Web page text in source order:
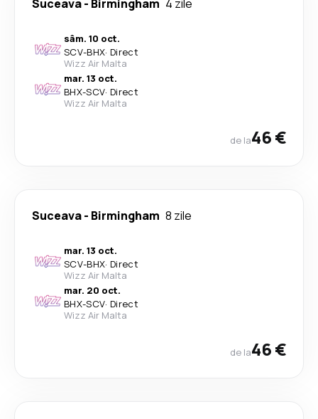
Suceava- Birmingham 4 zile
sâm. 10 oct.
SCV-BHX· Direct
Wizz Air Malta
mar. 13 oct.
BHX-SCV· Direct
Wizz Air Malta
de la46 €
Suceava- Birmingham 8 zile
mar. 13 oct.
SCV-BHX· Direct
Wizz Air Malta
mar. 20 oct.
BHX-SCV· Direct
Wizz Air Malta
de la46 €